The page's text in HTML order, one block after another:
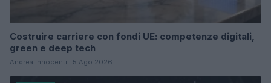
Costruire carriere con fondi UE: competenze digitali,
green e deep tech
Andrea Innocenti · 5 Ago 2026